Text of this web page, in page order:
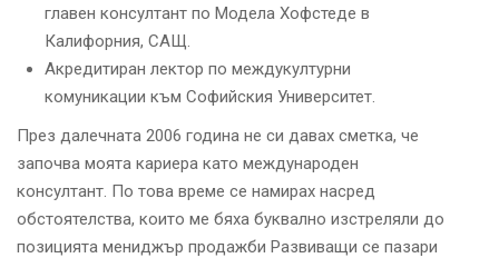
главен консултант по Модела Хофстеде в
Калифорния, САЩ.
Акредитиран лектор по междукултурни
комуникации към Софийския Университет.
През далечната 2006 година не си давах сметка, че
започва моята кариера като международен
консултант. По това време се намирах насред
обстоятелства, които ме бяха буквално изстреляли до
позицията мениджър продажби Развиващи се пазари